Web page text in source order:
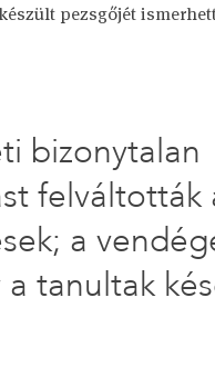
pezsgőjét
bizonytalan
felváltották
a
tanultak